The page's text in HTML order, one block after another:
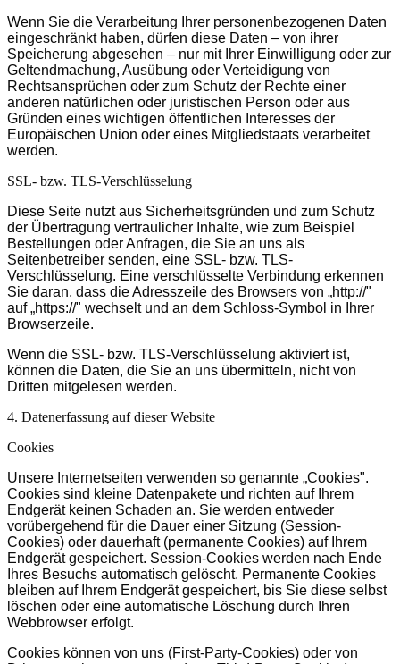
Wenn Sie die Verarbeitung Ihrer personenbezogenen Daten
eingeschränkt haben, dürfen diese Daten – von ihrer
Speicherung abgesehen – nur mit Ihrer Einwilligung oder zur
Geltendmachung, Ausübung oder Verteidigung von
Rechtsansprüchen oder zum Schutz der Rechte einer
anderen natürlichen oder juristischen Person oder aus
Gründen eines wichtigen öffentlichen Interesses der
Europäischen Union oder eines Mitgliedstaats verarbeitet
werden.
SSL- bzw. TLS-Verschlüsselung
Diese Seite nutzt aus Sicherheitsgründen und zum Schutz
der Übertragung vertraulicher Inhalte, wie zum Beispiel
Bestellungen oder Anfragen, die Sie an uns als
Seitenbetreiber senden, eine SSL- bzw. TLS-
Verschlüsselung. Eine verschlüsselte Verbindung erkennen
Sie daran, dass die Adresszeile des Browsers von „http://"
auf „https://" wechselt und an dem Schloss-Symbol in Ihrer
Browserzeile.
Wenn die SSL- bzw. TLS-Verschlüsselung aktiviert ist,
können die Daten, die Sie an uns übermitteln, nicht von
Dritten mitgelesen werden.
4. Datenerfassung auf dieser Website
Cookies
Unsere Internetseiten verwenden so genannte „Cookies".
Cookies sind kleine Datenpakete und richten auf Ihrem
Endgerät keinen Schaden an. Sie werden entweder
vorübergehend für die Dauer einer Sitzung (Session-
Cookies) oder dauerhaft (permanente Cookies) auf Ihrem
Endgerät gespeichert. Session-Cookies werden nach Ende
Ihres Besuchs automatisch gelöscht. Permanente Cookies
bleiben auf Ihrem Endgerät gespeichert, bis Sie diese selbst
löschen oder eine automatische Löschung durch Ihren
Webbrowser erfolgt.
Cookies können von uns (First-Party-Cookies) oder von